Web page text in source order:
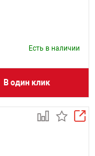
Есть в наличии
В один клик